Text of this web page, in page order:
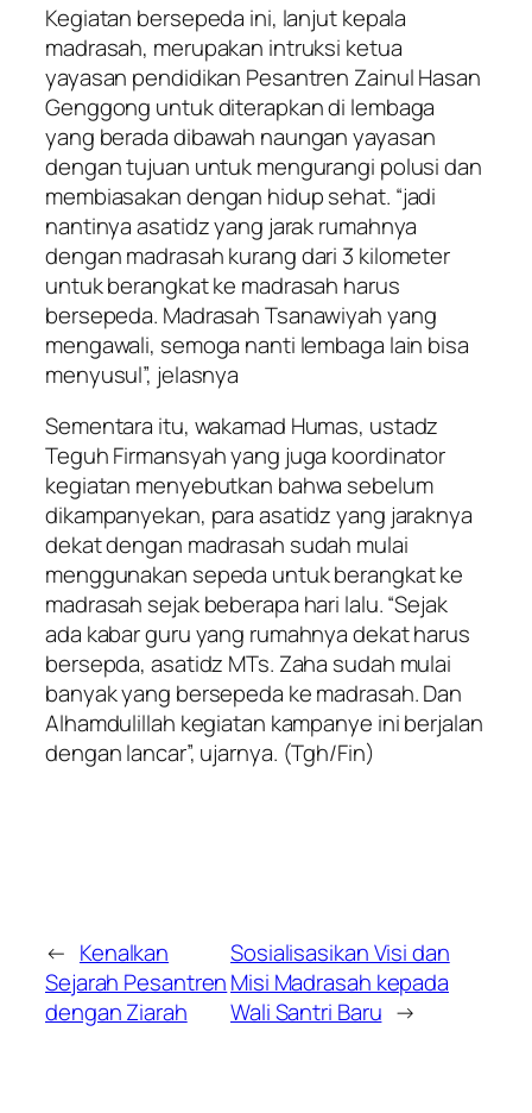
Kegiatan bersepeda ini, lanjut kepala
madrasah, merupakan intruksi ketua
yayasan pendidikan Pesantren Zainul Hasan
Genggong untuk diterapkan di lembaga
yang berada dibawah naungan yayasan
dengan tujuan untuk mengurangi polusi dan
membiasakan dengan hidup sehat. “jadi
nantinya asatidz yang jarak rumahnya
dengan madrasah kurang dari 3 kilometer
untuk berangkat ke madrasah harus
bersepeda. Madrasah Tsanawiyah yang
mengawali, semoga nanti lembaga lain bisa
menyusul”, jelasnya
Sementara itu, wakamad Humas, ustadz
Teguh Firmansyah yang juga koordinator
kegiatan menyebutkan bahwa sebelum
dikampanyekan, para asatidz yang jaraknya
dekat dengan madrasah sudah mulai
menggunakan sepeda untuk berangkat ke
madrasah sejak beberapa hari lalu. “Sejak
ada kabar guru yang rumahnya dekat harus
bersepda, asatidz MTs. Zaha sudah mulai
banyak yang bersepeda ke madrasah. Dan
Alhamdulillah kegiatan kampanye ini berjalan
dengan lancar”, ujarnya. (Tgh/Fin)
← Kenalkan
Sejarah Pesantren
dengan Ziarah
Sosialisasikan Visi dan
Misi Madrasah kepada
Wali Santri Baru →